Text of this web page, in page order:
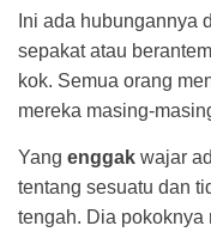
Ini ada hubungannya
sepakat atau
kok. Semua orang
mereka masing-
Yang enggak wajar
tentang sesuatu dan
tengah. Dia pokoknya